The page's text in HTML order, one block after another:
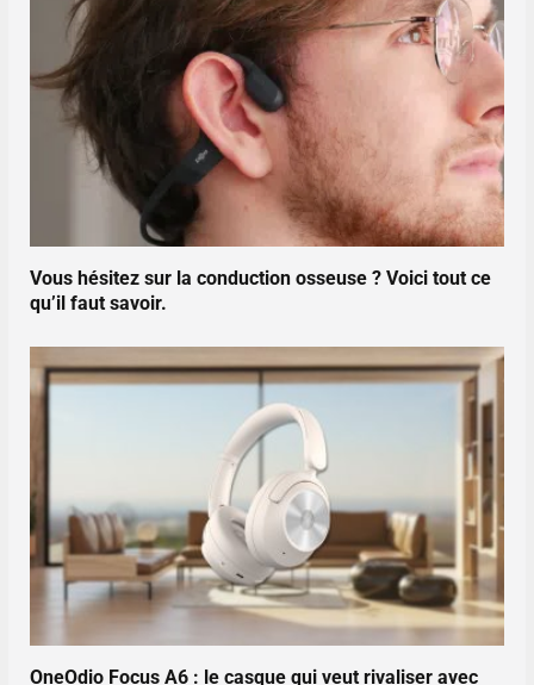
Vous hésitez sur la conduction osseuse ? Voici tout ce
qu’il faut savoir.
OneOdio Focus A6 : le casque qui veut rivaliser avec